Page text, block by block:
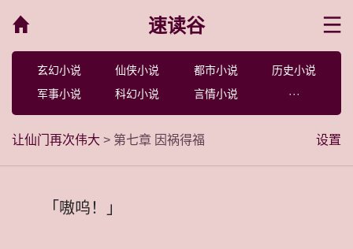
速读谷
玄幻小说 仙侠小说 都市小说
历史小说
军事小说
科幻小说 言情小说 ···
设置
让仙门再次伟大 > 第七章 因祸得福
「嗷呜！」